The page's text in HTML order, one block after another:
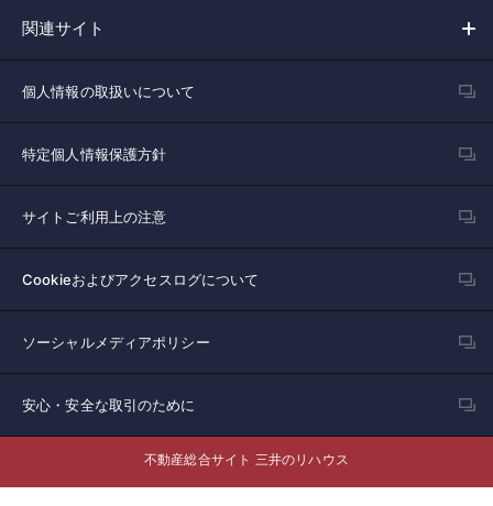
関連サイト
個人情報の取扱いについて
特定個人情報保護方針
サイトご利用上の注意
Cookieおよびアクセスログについて
ソーシャルメディアポリシー
安心・安全な取引のために
不動産総合サイト 三井のリハウス